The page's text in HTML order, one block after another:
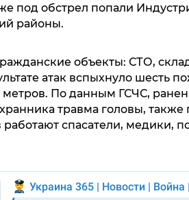
под обстрел попали
районы.
объекты: СТО,
атак вспыхнуло шесть
метров. По данным ГСЧС,
травма головы,
работают спасатели, медики,